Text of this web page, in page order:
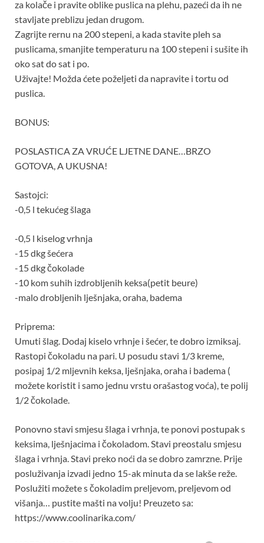
za kolače i pravite oblike puslica na plehu, pazeći da ih ne
stavljate preblizu jedan drugom.
Zagrijte rernu na 200 stepeni, a kada stavite pleh sa
puslicama, smanjite temperaturu na 100 stepeni i sušite ih
oko sat do sat i po.
Uživajte! Možda ćete poželjeti da napravite i tortu od
puslica.
BONUS:
POSLASTICA ZA VRUĆE LJETNE DANE…BRZO
GOTOVA, A UKUSNA!
Sastojci:
-0,5 l tekućeg šlaga
-0,5 l kiselog vrhnja
-15 dkg šećera
-15 dkg čokolade
-10 kom suhih izdrobljenih keksa(petit beure)
-malo drobljenih lješnjaka, oraha, badema
Priprema:
Umuti šlag. Dodaj kiselo vrhnje i šećer, te dobro izmiksaj.
Rastopi čokoladu na pari. U posudu stavi 1/3 kreme,
posipaj 1/2 mljevnih keksa, lješnjaka, oraha i badema (
možete koristit i samo jednu vrstu orašastog voća), te polij
1/2 čokolade.
Ponovno stavi smjesu šlaga i vrhnja, te ponovi postupak s
keksima, lješnjacima i čokoladom. Stavi preostalu smjesu
šlaga i vrhnja. Stavi preko noći da se dobro zamrzne. Prije
posluživanja izvadi jedno 15-ak minuta da se lakše reže.
Poslužiti možete s čokoladim preljevom, preljevom od
višanja… pustite mašti na volju! Preuzeto sa:
https://www.coolinarika.com/